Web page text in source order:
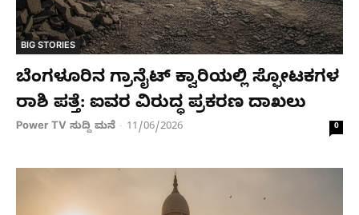
BIG STORIES
ಬೆಂಗಳೂರಿನ ಗ್ರಾನೈಟ್ ಕ್ವಾರಿಯಲ್ಲಿ ಸ್ಫೋಟಕಗಳ
ರಾಶಿ ಪತ್ತೆ: ಐವರ ವಿರುದ್ಧ ಪ್ರಕರಣ ದಾಖಲು
Power TV ಸುದ್ದಿ ಮನೆ - 11/06/2026 0